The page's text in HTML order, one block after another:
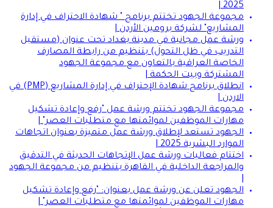
2025 |
مجموعة الجهود تختتم برنامج " شهادة الاحتراف في إدارة
المشاريع" لشركة برومين الأردن |
ورشة عمل مجانية في مدينة بغداد تحت عنوان (مستقبل
التدريب في ظل التحول) بتنظيم من رابطة المصارف
الخاصة العراقية بالتعاون مع مجموعة الجهود
المشتركة وبيت الحكمة |
انطلاق برنامج شهادة الإحتراف في إدارة المشاريع (PMP) في
الاردن |
مجموعة الجهود تختتم ورشة عمل "رفع وإعادة تشكيل
مهارات الموظفين لموائمتها مع متطلبات العصر" |
الجهود تستعد لإطلاق ورشة عمل متميزة بعنوان اتجاهات
الموارد البشرية 2025 |
اختتام فعاليات ورشة عمل الإتجاهات الحديثة في التدقيق
والمراجعة الداخلية في القاهرة بتنظيم من مجموعة الجهود
الجهود تعلن عن ورشة عمل بعنوان: "رفع وإعادة تشكيل
مهارات الموظفين لموائمتها مع متطلبات العصر" |